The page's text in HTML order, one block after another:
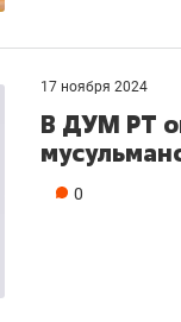
17 ноября 2024
В ДУМ РТ
0